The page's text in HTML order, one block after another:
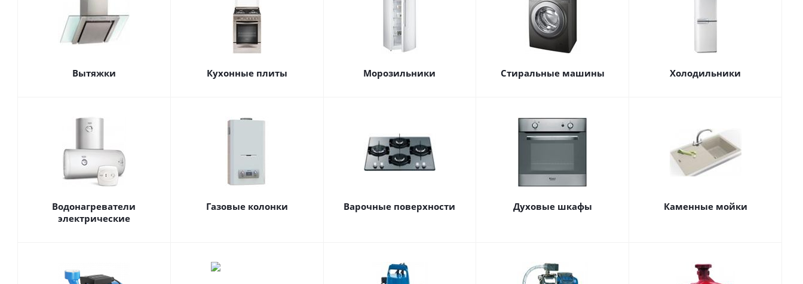
Вытяжки Кухонные плиты Морозильники Стиральные машины Холодильники
Водонагреватели
электрические
Газовые колонки Варочные поверхности Духовые шкафы Каменные мойки